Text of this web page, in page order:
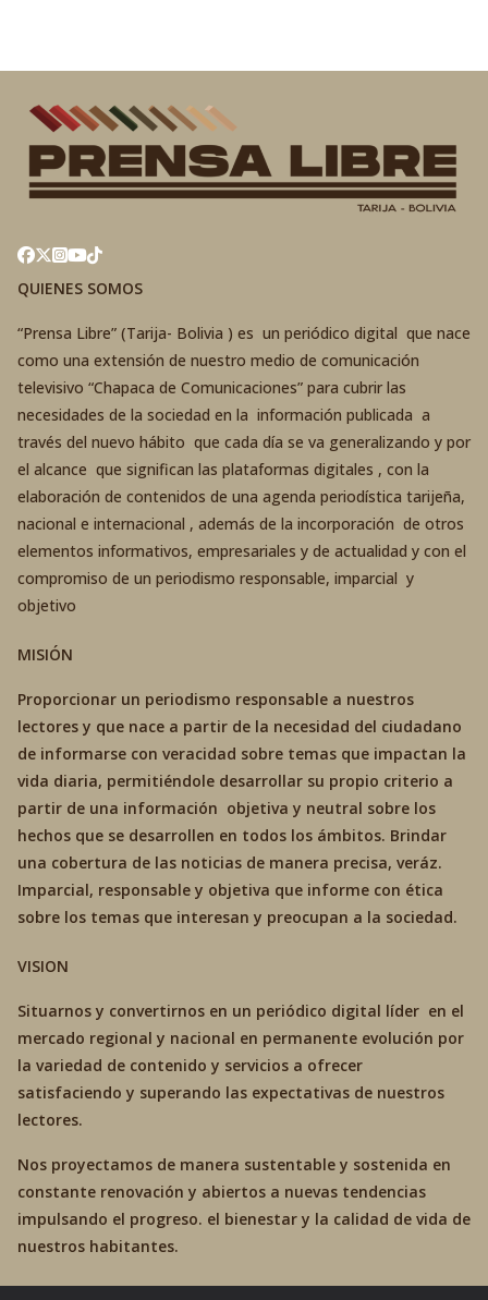
QUIENES SOMOS
“Prensa Libre” (Tarija- Bolivia ) es un periódico digital que nace
como una extensión de nuestro medio de comunicación
televisivo “Chapaca de Comunicaciones” para cubrir las
necesidades de la sociedad en la información publicada a
través del nuevo hábito que cada día se va generalizando y por
el alcance que significan las plataformas digitales , con la
elaboración de contenidos de una agenda periodística tarijeña,
nacional e internacional , además de la incorporación de otros
elementos informativos, empresariales y de actualidad y con el
compromiso de un periodismo responsable, imparcial y
objetivo
MISIÓN
Proporcionar un periodismo responsable a nuestros
lectores y que nace a partir de la necesidad del ciudadano
de informarse con veracidad sobre temas que impactan la
vida diaria, permitiéndole desarrollar su propio criterio a
partir de una información objetiva y neutral sobre los
hechos que se desarrollen en todos los ámbitos. Brindar
una cobertura de las noticias de manera precisa, veráz.
Imparcial, responsable y objetiva que informe con ética
sobre los temas que interesan y preocupan a la sociedad.
VISION
Situarnos y convertirnos en un periódico digital líder en el
mercado regional y nacional en permanente evolución por
la variedad de contenido y servicios a ofrecer
satisfaciendo y superando las expectativas de nuestros
lectores.
Nos proyectamos de manera sustentable y sostenida en
constante renovación y abiertos a nuevas tendencias
impulsando el progreso. el bienestar y la calidad de vida de
nuestros habitantes.